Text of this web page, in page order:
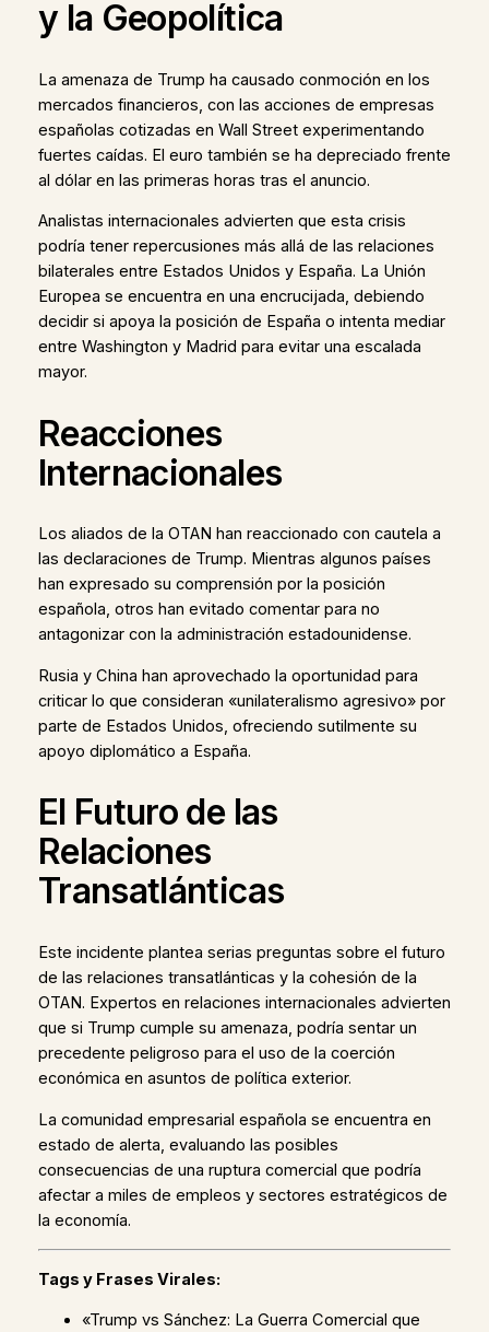
y la Geopolítica
La amenaza de Trump ha causado conmoción en los
mercados financieros, con las acciones de empresas
españolas cotizadas en Wall Street experimentando
fuertes caídas. El euro también se ha depreciado frente
al dólar en las primeras horas tras el anuncio.
Analistas internacionales advierten que esta crisis
podría tener repercusiones más allá de las relaciones
bilaterales entre Estados Unidos y España. La Unión
Europea se encuentra en una encrucijada, debiendo
decidir si apoya la posición de España o intenta mediar
entre Washington y Madrid para evitar una escalada
mayor.
Reacciones
Internacionales
Los aliados de la OTAN han reaccionado con cautela a
las declaraciones de Trump. Mientras algunos países
han expresado su comprensión por la posición
española, otros han evitado comentar para no
antagonizar con la administración estadounidense.
Rusia y China han aprovechado la oportunidad para
criticar lo que consideran «unilateralismo agresivo» por
parte de Estados Unidos, ofreciendo sutilmente su
apoyo diplomático a España.
El Futuro de las
Relaciones
Transatlánticas
Este incidente plantea serias preguntas sobre el futuro
de las relaciones transatlánticas y la cohesión de la
OTAN. Expertos en relaciones internacionales advierten
que si Trump cumple su amenaza, podría sentar un
precedente peligroso para el uso de la coerción
económica en asuntos de política exterior.
La comunidad empresarial española se encuentra en
estado de alerta, evaluando las posibles
consecuencias de una ruptura comercial que podría
afectar a miles de empleos y sectores estratégicos de
la economía.
Tags y Frases Virales:
«Trump vs Sánchez: La Guerra Comercial que